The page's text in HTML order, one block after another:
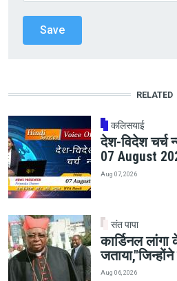
RELATED
कलिसयाई
देश-विदेश चर्च
07 August
Aug 07, 2026
संत पापा
कार्डिनल
Aug 06, 2026